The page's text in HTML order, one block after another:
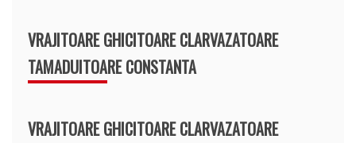
VRAJITOARE GHICITOARE CLARVAZATOARE
TAMADUITOARE CONSTANTA
VRAJITOARE GHICITOARE CLARVAZATOARE